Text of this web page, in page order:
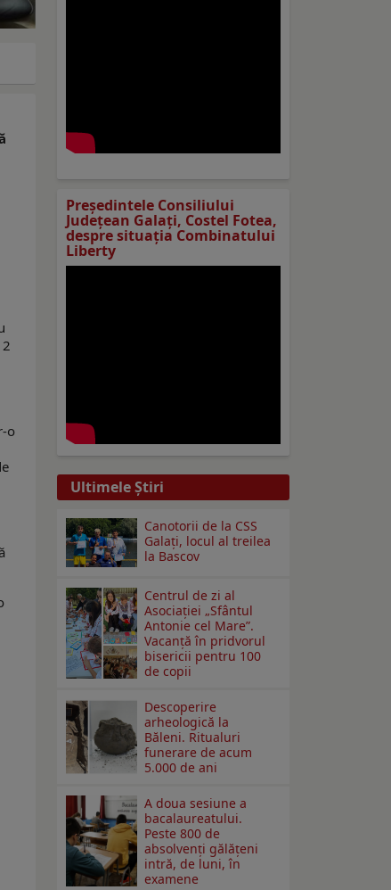
o
Preşedintele Consiliului
Judeţean Galaţi, Costel Fotea,
despre situaţia Combinatului
Liberty
Ultimele Ştiri
Canotorii de la CSS
Galați, locul al treilea
la Bascov
Centrul de zi al
Asociației „Sfântul
Antonie cel Mare”.
Vacanță în pridvorul
bisericii pentru 100
de copii
Descoperire
arheologică la
Băleni. Ritualuri
funerare de acum
5.000 de ani
A doua sesiune a
bacalaureatului.
Peste 800 de
absolvenţi gălăţeni
intră, de luni, în
examene